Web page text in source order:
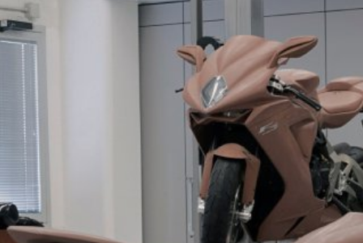
TITANIO COMING SOON
ABOUT
RUSH
SUPERVELOCE ARSHAM
Follow Us
INSTAGRAM
FACEBOOK
YOUTUBE